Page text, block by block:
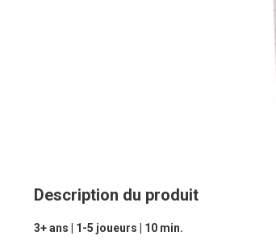
Description du produit
3+ ans | 1-5 joueurs | 10 min.